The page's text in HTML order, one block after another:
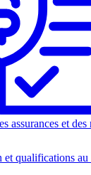
assurances et
et qualifications